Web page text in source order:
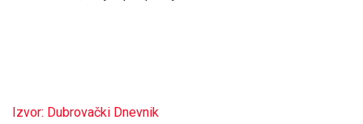
Izvor: Dubrovački Dnevnik